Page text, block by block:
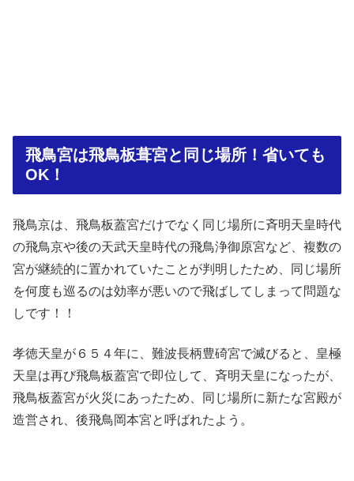
飛鳥宮は飛鳥板葺宮と同じ場所！省いても
OK！
飛鳥京は、飛鳥板蓋宮だけでなく同じ場所に斉明天皇時代
の飛鳥京や後の天武天皇時代の飛鳥浄御原宮など、複数の
宮が継続的に置かれていたことが判明したため、同じ場所
を何度も巡るのは効率が悪いので飛ばしてしまって問題な
しです！！
孝徳天皇が６５４年に、難波長柄豊碕宮で滅びると、皇極
天皇は再び飛鳥板蓋宮で即位して、斉明天皇になったが、
飛鳥板蓋宮が火災にあったため、同じ場所に新たな宮殿が
造営され、後飛鳥岡本宮と呼ばれたよう。